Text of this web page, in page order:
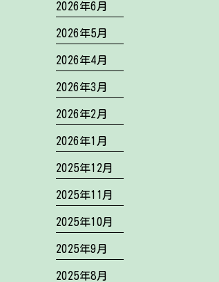
2026年6月
2026年5月
2026年4月
2026年3月
2026年2月
2026年1月
2025年12月
2025年11月
2025年10月
2025年9月
2025年8月